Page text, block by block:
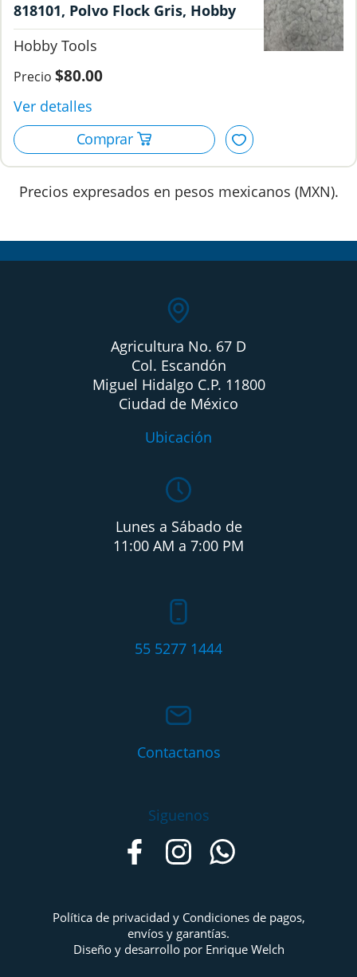
818101, Polvo Flock Gris, Hobby
Tools.
Hobby Tools
$80.00
Precios expresados en pesos mexicanos (MXN).
Agricultura No. 67 D
Col. Escandón
Miguel Hidalgo C.P. 11800
Ciudad de México
Ubicación
Lunes a Sábado de
11:00 AM a 7:00 PM
55 5277 1444
Contactanos
Siguenos
Política de privacidad y Condiciones de pagos,
envíos y garantías.
Diseño y desarrollo por Enrique Welch